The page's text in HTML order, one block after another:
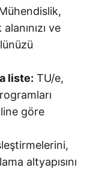
ve
liste: TU/e,
göre
altyapısını